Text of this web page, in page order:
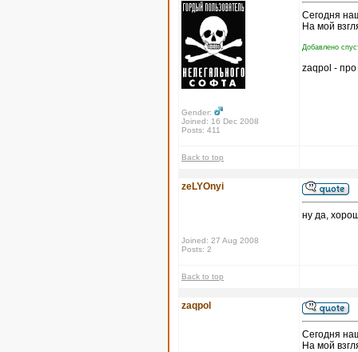
Gender:
Joined: 16 Dec 2008
Posts: 411
Сегодня
На мой
Добавлено
zaqpol -
Back to top
zeLYOnyi
Joined: 27 Aug 2008
Posts: 2
ну да,
Back to top
zaqpol
Сегодня
На мой